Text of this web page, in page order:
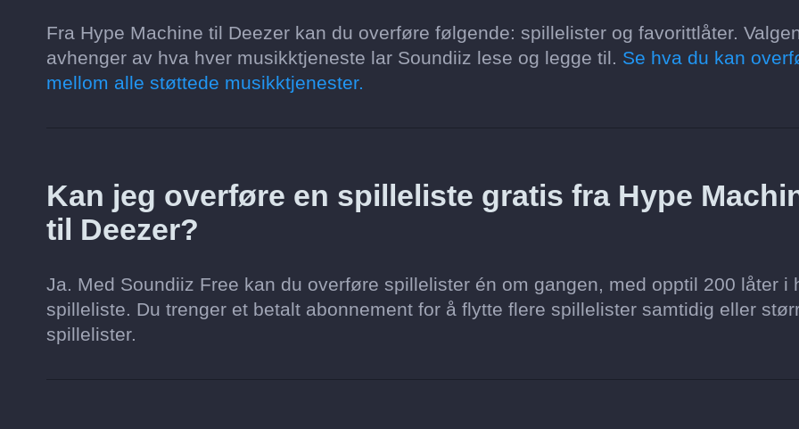
Fra Hype Machine til Deezer kan du overføre følgende: spillelister og favorittlåter.
avhenger av hva hver musikktjeneste lar Soundiiz lese og legge til. Se hva du kan
mellom alle støttede musikktjenester.
Kan jeg overføre en spilleliste gratis fra Hype
til Deezer?
Ja. Med Soundiiz Free kan du overføre spillelister én om gangen, med opptil 200 låter i
spilleliste. Du trenger et betalt abonnement for å flytte flere spillelister samtidig eller
spillelister.